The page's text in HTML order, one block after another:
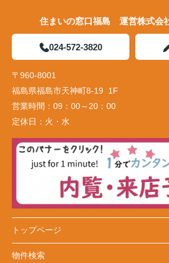
住まいの窓口福島 運営株式会
024-572-3820
〒960-8001
福島県福島市天神町8-19 1F
営業時間： 09：00～20：00
定休日： 火・水
トップページ
物件検索